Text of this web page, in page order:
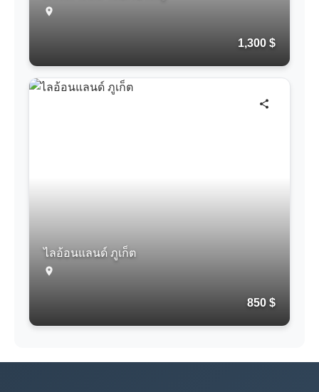
1,300 $
ไลอ้อนแลนด์ ภูเก็ต
850 $